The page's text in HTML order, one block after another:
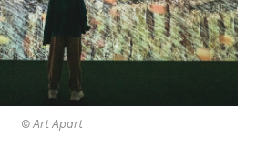
© Art Apart